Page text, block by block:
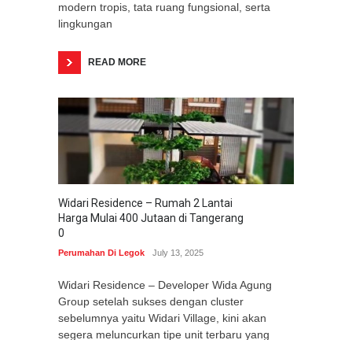
modern tropis, tata ruang fungsional, serta
lingkungan
READ MORE
Widari Residence – Rumah 2 Lantai
Harga Mulai 400 Jutaan di Tangerang
0
Perumahan Di Legok July 13, 2025
Widari Residence – Developer Wida Agung
Group setelah sukses dengan cluster
sebelumnya yaitu Widari Village, kini akan
segera meluncurkan tipe unit terbaru yang